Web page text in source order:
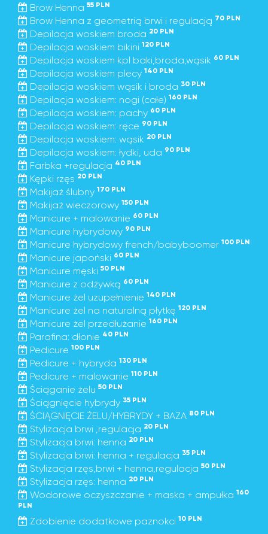
Brow Henna 55 PLN
Brow Henna z geometrią brwi i regulacją 70 PLN
Depilacja woskiem broda 20 PLN
Depilacja woskiem bikini 120 PLN
Depilacja woskiem kpl baki,broda,wąsik 60 PLN
Depilacja woskiem plecy 140 PLN
Depilacja woskiem wąsik i broda 30 PLN
Depilacja woskiem: nogi (całe) 160 PLN
Depilacja woskiem: pachy 60 PLN
Depilacja woskiem: ręce 90 PLN
Depilacja woskiem: wąsik 20 PLN
Depilacja woskiem: łydki, uda 90 PLN
Farbka +regulacja 40 PLN
Kępki rzęs 20 PLN
Makijaż ślubny 170 PLN
Makijaż wieczorowy 150 PLN
Manicure + malowanie 60 PLN
Manicure hybrydowy 90 PLN
Manicure hybrydowy french/babyboomer 100 PLN
Manicure japoński 60 PLN
Manicure męski 50 PLN
Manicure z odżywką 60 PLN
Manicure żel uzupełnienie 140 PLN
Manicure żel na naturalną płytkę 120 PLN
Manicure żel przedłużanie 160 PLN
Parafina: dłonie 40 PLN
Pedicure 100 PLN
Pedicure + hybryda 130 PLN
Pedicure + malowanie 110 PLN
Ściąganie żelu 50 PLN
Ściągnięcie hybrydy 35 PLN
ŚCIĄGNIĘCIE ŻELU/HYBRYDY + BAZA 80 PLN
Stylizacja brwi ,regulacja 20 PLN
Stylizacja brwi: henna 20 PLN
Stylizacja brwi: henna + regulacja 35 PLN
Stylizacja rzęs,brwi + henna,regulacja 50 PLN
Stylizacja rzęs: henna 20 PLN
Wodorowe oczyszczanie + maska + ampułka 160
PLN
Zdobienie dodatkowe paznokci 10 PLN